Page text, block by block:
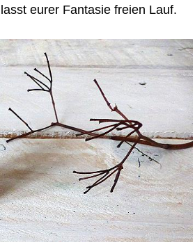
eurer Fantasie freien Lauf.